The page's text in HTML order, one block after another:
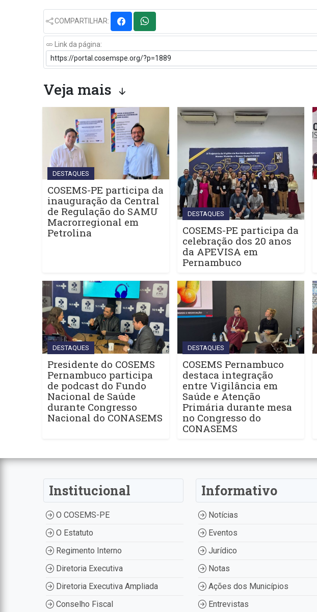
COMPARTILHAR:
Link da página:
Veja mais
DESTAQUES
COSEMS-PE participa da
inauguração da Central
de Regulação do SAMU
Macrorregional em
Petrolina
DESTAQUES
COSEMS-PE participa da
celebração dos 20 anos
da APEVISA em
Pernambuco
DESTAQUES
Presidente do COSEMS
Pernambuco participa
de podcast do Fundo
Nacional de Saúde
durante Congresso
Nacional do CONASEMS
DESTAQUES
COSEMS Pernambuco
destaca integração
entre Vigilância em
Saúde e Atenção
Primária durante mesa
no Congresso do
CONASEMS
Institucional
O COSEMS-PE
O Estatuto
Regimento Interno
Diretoria Executiva
Diretoria Executiva Ampliada
Conselho Fiscal
Informativo
Notícias
Eventos
Jurídico
Notas
Ações dos Municípios
Entrevistas